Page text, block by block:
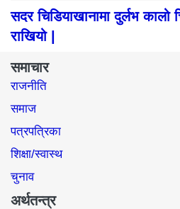
सदर चिडियाखानामा दुर्लभ
राखियो |
समाचार
राजनीति
समाज​
पत्रपत्रिका
शिक्षा/स्वास्थ
चुनाव
अर्थतन्त्र